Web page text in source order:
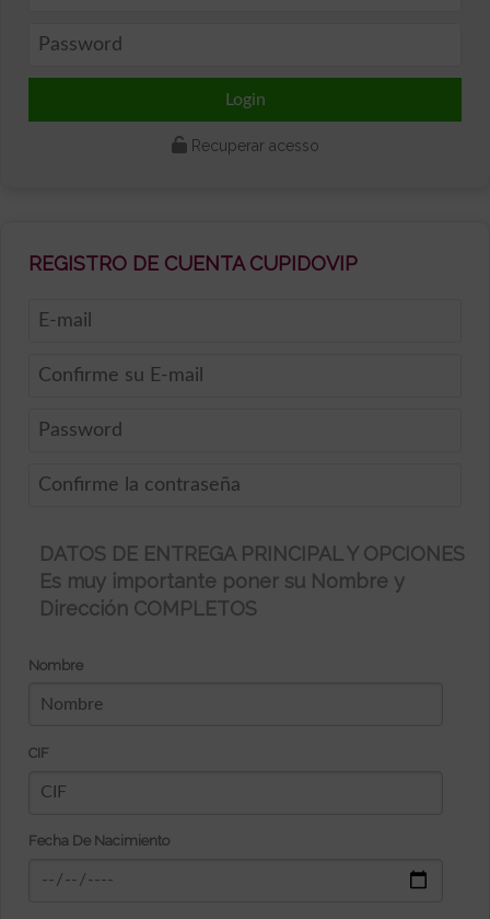
Recuperar acesso
REGISTRO DE CUENTA CUPIDOVIP
DATOS DE ENTREGA PRINCIPAL Y OPCIONES
Es muy importante poner su Nombre y
Dirección COMPLETOS
Nombre
CIF
Fecha De Nacimiento